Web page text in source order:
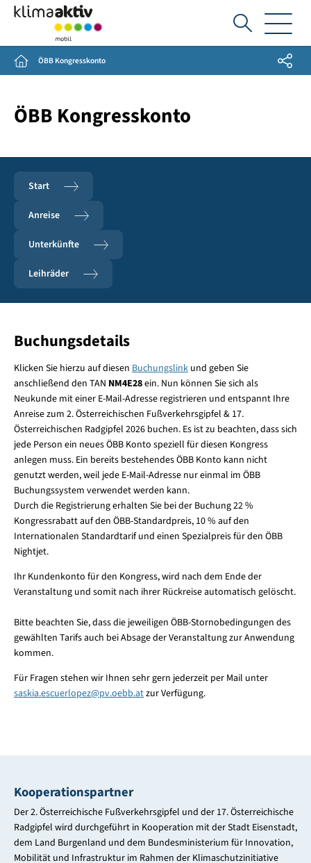
Ich
suche...
Home ÖBB Kongresskonto Share
ÖBB Kongresskonto
Start
Anreise
Unterkünfte
Leihräder
Buchungsdetails
Klicken Sie hierzu auf diesen Buchungslinkund geben Sie
anschließend den TAN NM4E28ein. Nun können Sie sich als
Neukunde mit einer E-Mail-Adresse registrieren und entspannt Ihre
Anreise zum 2. Österreichischen Fußverkehrsgipfel & 17.
Österreichischen Radgipfel 2026 buchen. Es ist zu beachten, dass sich
jede Person ein neues ÖBB Konto speziell für diesen Kongress
anlegen muss. Ein bereits bestehendes ÖBB Konto kann nicht
genutzt werden, weil jede E-Mail-Adresse nur einmal im ÖBB
Buchungssystem verwendet werden kann.
Durch die Registrierung erhalten Sie bei der Buchung 22 %
Kongressrabatt auf den ÖBB-Standardpreis, 10 % auf den
Internationalen Standardtarif und einen Spezialpreis für den ÖBB
Nightjet.
Ihr Kundenkonto für den Kongress, wird nach dem Ende der
Veranstaltung und somit nach ihrer Rückreise automatisch gelöscht.
Bitte beachten Sie, dass die jeweiligen ÖBB-Stornobedingungen des
gewählten Tarifs auch bei Absage der Veranstaltung zur Anwendung
kommen.
Für Fragen stehen wir Ihnen sehr gern jederzeit per Mail unter
saskia.escuerlopez@pv.oebb.atzur Verfügung.
Kooperationspartner
Der 2. Österreichische Fußverkehrsgipfel und der 17. Österreichische
Radgipfel wird durchgeführt in Kooperation mit der Stadt Eisenstadt,
dem Land Burgenland und dem Bundesministerium für Innovation,
Mobilität und Infrastruktur im Rahmen der Klimaschutzinitiative